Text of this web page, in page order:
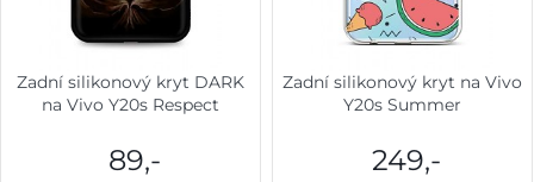
Zadní silikonový kryt DARK
na Vivo Y20s Respect
89,-
Zadní silikonový kryt na Vivo
Y20s Summer
249,-